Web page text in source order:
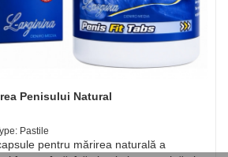
Penisului Natural
Pastile
pentru mărirea naturală a